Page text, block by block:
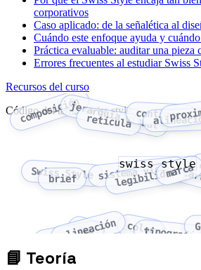
corporativos
Caso aplicado: de la señalética al
Cuándo este enfoque ayuda y
Práctica evaluable: auditar una pieza
Errores frecuentes al estudiar Swiss
Recursos del curso
Código del tema: swiss style
composiciónjerarquía visual
retícula contraste
Swiss Style
brief sistema visual
legibilidadmarca
contraste
alineación
proximidadcolortipografía
swiss style
📘 Teoría